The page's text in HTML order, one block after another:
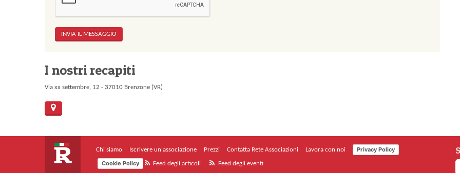
I nostri recapiti
Via xx settembre, 12 - 37010 Brenzone (VR)
Chi siamo Iscrivere un'associazione Prezzi Contatta Rete Associazioni Lavora con noi
Privacy Policy
Cookie Policy
Feed degli articoli Feed degli eventi